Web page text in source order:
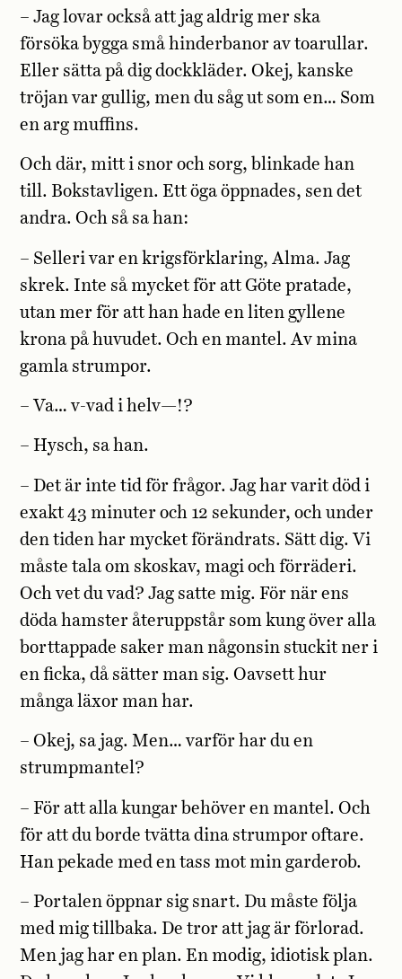
– Jag lovar också att jag aldrig mer ska
försöka bygga små hinderbanor av toarullar.
Eller sätta på dig dockkläder. Okej, kanske
tröjan var gullig, men du såg ut som en… Som
en arg muffins.
Och där, mitt i snor och sorg, blinkade han
till. Bokstavligen. Ett öga öppnades, sen det
andra. Och så sa han:
– Selleri var en krigsförklaring, Alma. Jag
skrek. Inte så mycket för att Göte pratade,
utan mer för att han hade en liten gyllene
krona på huvudet. Och en mantel. Av mina
gamla strumpor.
– Va… v-vad i helv—!?
– Hysch, sa han.
– Det är inte tid för frågor. Jag har varit död i
exakt 43 minuter och 12 sekunder, och under
den tiden har mycket förändrats. Sätt dig. Vi
måste tala om skoskav, magi och förräderi.
Och vet du vad? Jag satte mig. För när ens
döda hamster återuppstår som kung över alla
borttappade saker man någonsin stuckit ner i
en ficka, då sätter man sig. Oavsett hur
många läxor man har.
– Okej, sa jag. Men… varför har du en
strumpmantel?
– För att alla kungar behöver en mantel. Och
för att du borde tvätta dina strumpor oftare.
Han pekade med en tass mot min garderob.
– Portalen öppnar sig snart. Du måste följa
med mig tillbaka. De tror att jag är förlorad.
Men jag har en plan. En modig, idiotisk plan.